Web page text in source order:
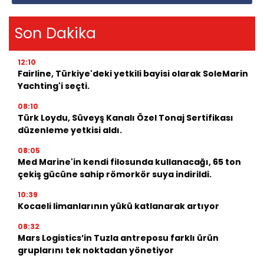
Son Dakika
12:10
Fairline, Türkiye'deki yetkili bayisi olarak SoleMarin
Yachting'i seçti.
08:10
Türk Loydu, Süveyş Kanalı Özel Tonaj Sertifikası
düzenleme yetkisi aldı.
08:05
Med Marine'in kendi filosunda kullanacağı, 65 ton
çekiş gücüne sahip römorkör suya indirildi.
10:39
Kocaeli limanlarının yükü katlanarak artıyor
08:32
Mars Logistics’in Tuzla antreposu farklı ürün
gruplarını tek noktadan yönetiyor